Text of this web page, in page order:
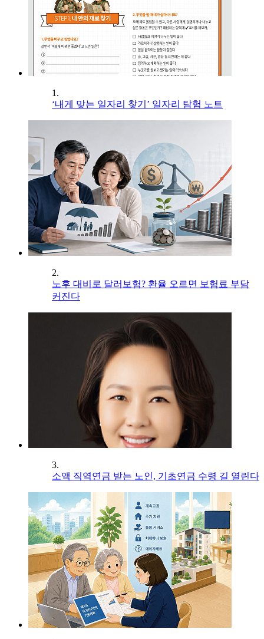
1.
‘내게 맞는 일자리 찾기’ 일자리 탐험 노트
2.
노후 대비로 달러보험? 환율 오르면 보험료 부담
커진다
3.
소액 직역연금 받는 노인, 기초연금 수령 길 열린다